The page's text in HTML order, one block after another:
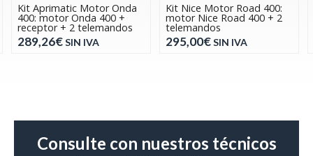
Kit Aprimatic Motor Onda
400: motor Onda 400 +
receptor + 2 telemandos
289,26€SIN IVA
Kit Nice Motor Road 400:
motor Nice Road 400 + 2
telemandos
295,00€SIN IVA
Consulte con nuestros técnicos